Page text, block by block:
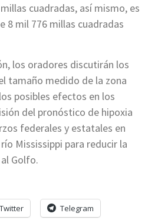
cuadradas, así mismo, es
8 mil 776 millas cuadradas
los oradores discutirán los
tamaño medido de la zona
posibles efectos en los
del pronóstico de hipoxia
federales y estatales en
Mississippi para reducir la
Golfo.
Twitter Telegram